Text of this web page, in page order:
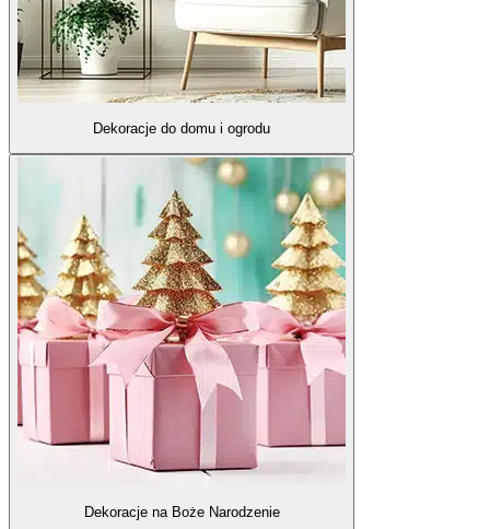
Dekoracje do domu i ogrodu
Dekoracje na Boże Narodzenie